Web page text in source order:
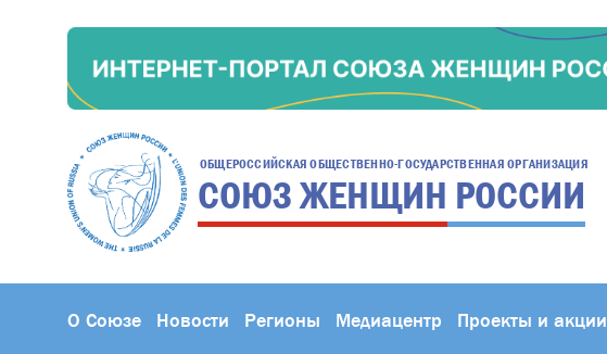
ОБЩЕРОССИЙСКАЯ ОБЩЕСТВЕННО-ГОСУДАРСТВЕННАЯ ОРГАНИЗАЦИЯ
СОЮЗ ЖЕНЩИН РОССИИ
О Союзе Новости Регионы Медиацентр Проекты и акции